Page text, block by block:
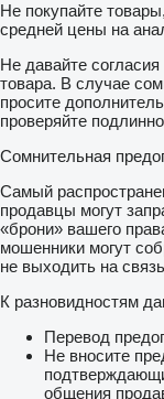
Не покупайте
средней цены на
Не давайте
товара. В случае
просите
проверяйте
Сомнительная
Самый
продавцы могут
«брони» вашего
мошенники могут
не выходить на
К разновидностям
Перевод
Не вносите
общения